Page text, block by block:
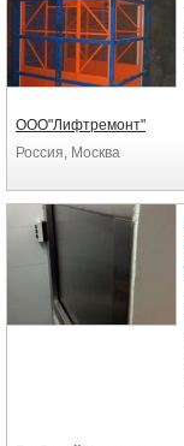
ООО"Лифтремонт"
Россия, Москва